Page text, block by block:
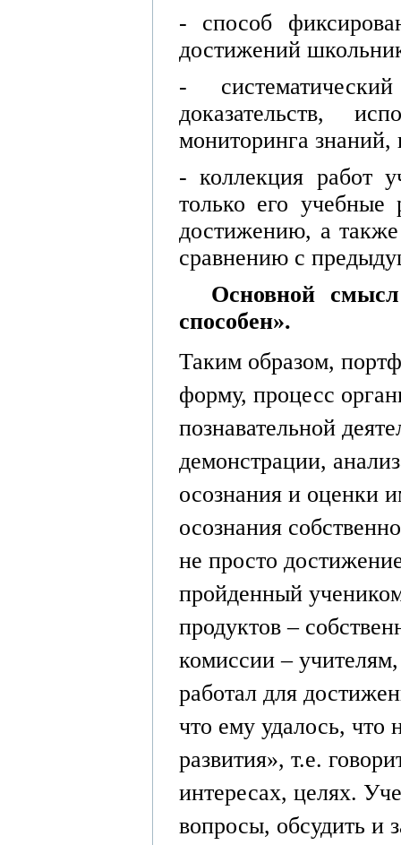
- способ
достижений
-
доказательств,
мониторинга
- коллекция работ
только его
достижению, а
сравнению с
Основной
способен».
Таким образом,
форму, процесс
познавательной
демонстрации,
осознания и оценки
осознания
не просто
пройденный
продуктов –
комиссии –
работал для
что ему удалось, что
развития», т.е.
интересах, целях.
вопросы, обсудить и